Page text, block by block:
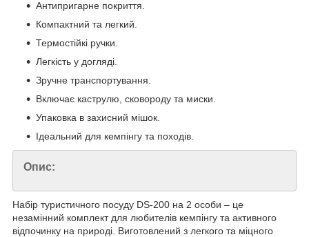
Антипригарне покриття.
Компактний та легкий.
Термостійкі ручки.
Легкість у догляді.
Зручне транспортування.
Включає каструлю, сковороду та миски.
Упаковка в захисний мішок.
Ідеальний для кемпінгу та походів.
Опис:
Набір туристичного посуду DS-200 на 2 особи – це
незамінний комплект для любителів кемпінгу та активного
відпочинку на природі. Виготовлений з легкого та міцного